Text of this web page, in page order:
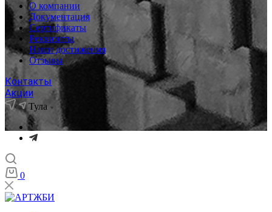
О компании
Документация
Сертификаты
Реквизиты
Наши достижения
Отзывы
Контакты
Акции
Тула
0